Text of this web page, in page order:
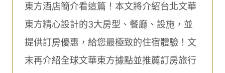
東方酒店簡介看這篇！本文將介紹台北文華
東方精心設計的3大房型、餐廳、設施，並
提供訂房優惠，給您最極致的住宿體驗！文
末再介紹全球文華東方據點並推薦訂房旅行